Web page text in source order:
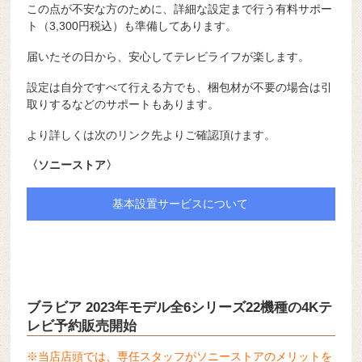
この点が不安な方のために、詳細な設定まで行う有料サポー
ト（3,300円税込）も準備してあります。
届いたその日から、安心してテレビライフが楽します。
設定は自分ですべて行える方でも、梱包材が不要の場合は引
取りするなどのサポートもあります。
より詳しくは次のリンク先よりご確認頂けます。
〈ソニーストア〉
基本設置サービスについて
ブラビア 2023年モデル全6シリーズ22機種の4Kテ
レビ予約販売開始
※当店店頭では、専任スタッフがソニーストアのメリットを